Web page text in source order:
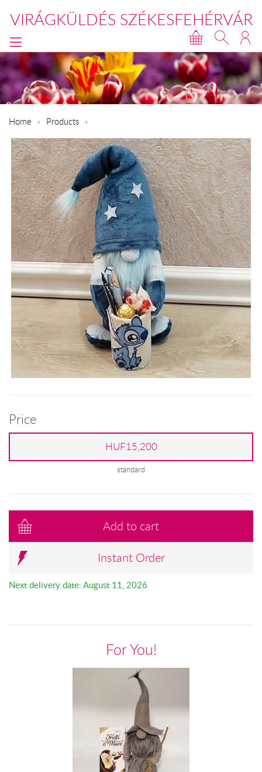
VIRÁGKÜLDÉS SZÉKESFEHÉRVÁR
Home Products
Price
HUF15,200
standard
Add to cart
Instant Order
Next delivery date: August 11, 2026
For You!